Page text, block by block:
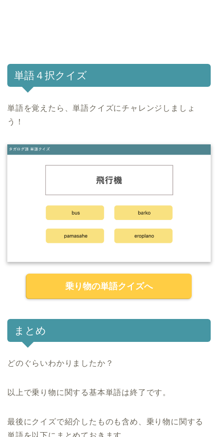
単語４択クイズ
単語を覚えたら、単語クイズにチャレンジしましょ
う！
乗り物の単語クイズへ
まとめ
どのぐらいわかりましたか？
以上で乗り物に関する基本単語は終了です。
最後にクイズで紹介したものも含め、乗り物に関する